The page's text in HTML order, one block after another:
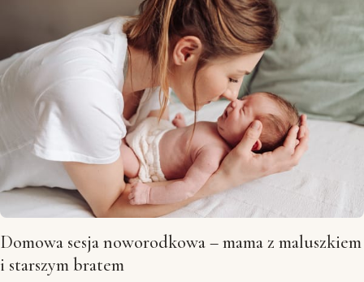
Domowa sesja noworodkowa – mama z maluszkiem
i starszym bratem